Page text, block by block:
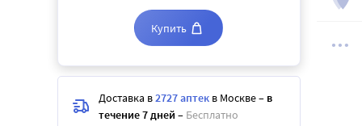
Купить
Доставка в2727 аптек в Москве– в
течение 7 дней – Бесплатно